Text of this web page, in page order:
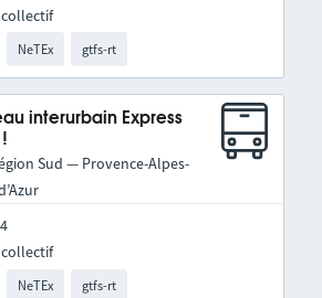
NeTEx gtfs-rt
interurbain Express
Sud — Provence-Alpes-
NeTEx gtfs-rt